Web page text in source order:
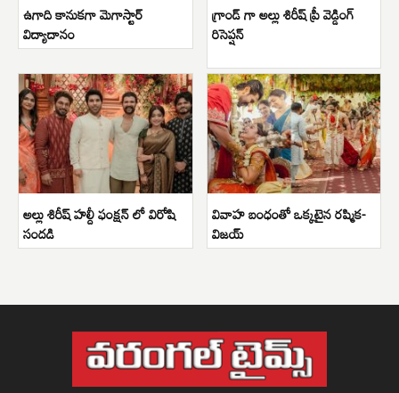
ఉగాది కానుకగా మెగాస్టార్
విద్యాదానం
గ్రాండ్ గా అల్లు శిరీష్ ప్రీ వెడ్డింగ్
రిసెప్షన్
అల్లు శిరీష్ హల్దీ ఫంక్షన్ లో విరోషి
సందడి
వివాహ బంధంతో ఒక్కటైన రష్మిక-
విజయ్